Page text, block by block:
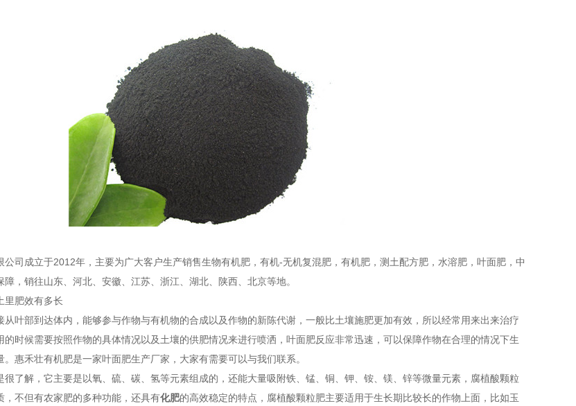
公司成立于2012年，主要为广大客户生产销售生物有机肥，有机-无机复混肥，有机肥，测土配方肥，水溶肥，叶面肥，中
，销往山东、河北、安徽、江苏、浙江、湖北、陕西、北京等地。
里肥效有多长
从叶部到达体内，能够参与作物与有机物的合成以及作物的新陈代谢，一般比土壤施肥更加有效，所以经常用来出来治疗
的时候需要按照作物的具体情况以及土壤的供肥情况来进行喷洒，叶面肥反应非常迅速，可以保障作物在合理的情况下生
惠禾壮有机肥是一家叶面肥生产厂家，大家有需要可以与我们联系。
很了解，它主要是以氧、硫、碳、氢等元素组成的，还能大量吸附铁、锰、铜、钾、铵、镁、锌等微量元素，腐植酸颗粒
，不但有农家肥的多种功能，还具有化肥的高效稳定的特点，腐植酸颗粒肥主要适用于生长期比较长的作物上面，比如玉